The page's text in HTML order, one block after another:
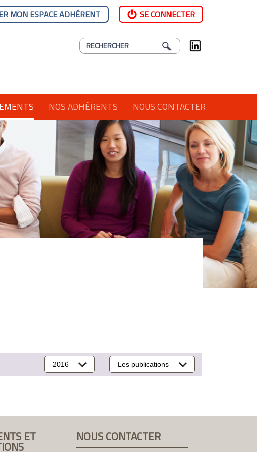
MON ESPACE ADHÉRENT SE CONNECTER
NOS ADHÉRENTS NOUS CONTACTER
2016 Les publications
ET NOUS CONTACTER